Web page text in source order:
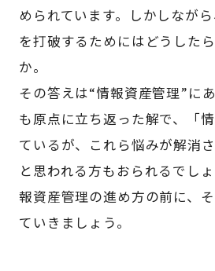
められています。しかしなが
を打破するためにはどうした
か。
その答えは“情報資産管理”に
も原点に立ち返った解で、「
ているが、これら悩みが解消
と思われる方もおられるでし
報資産管理の進め方の前に、
ていきましょう。